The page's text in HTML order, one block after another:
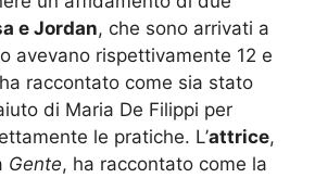
e Jordan, che sono arrivati a
avevano rispettivamente 12 e
raccontato come sia stato
di Maria De Filippi per
le pratiche. L’attrice,
Gente, ha raccontato come la